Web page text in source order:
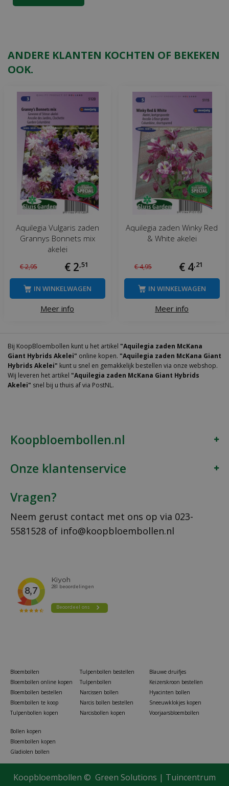
ANDERE KLANTEN KOCHTEN OF BEKEKEN
OOK.
Aquilegia Vulgaris zaden
Grannys Bonnets mix
akelei
€2,95 € 2,51
Meer info
IN WINKELWAGEN
Aquilegia zaden Winky Red
& White akelei
€4,95 € 4,21
Meer info
IN WINKELWAGEN
Bij KoopBloembollen kunt u het artikel "Aquilegia zaden McKana
Giant Hybrids Akelei" online kopen. "Aquilegia zaden McKana Giant
Hybrids Akelei" kunt u snel en gemakkelijk bestellen via onze webshop.
Wij leveren het artikel "Aquilegia zaden McKana Giant Hybrids
Akelei" snel bij u thuis af via PostNL.
Koopbloembollen.nl
Onze klantenservice
Vragen?
Neem gerust contact met ons op via 023-
5581528 of info@koopbloembollen.nl
Bloembollen
Bloembollen online kopen
Bloembollen bestellen
Bloembollen te koop
Tulpenbollen kopen
Tulpenbollen bestellen
Tulpenbollen
Narcissen bollen
Narcis bollen bestellen
Narcisbollen kopen
Blauwe druifjes
Keizerskroon bestellen
Hyacinten bollen
Sneeuwklokjes kopen
Voorjaarsbloembollen
Bollen kopen
Bloembollen kopen
Gladiolen bollen
Koopbloembollen © Green Solutions | Tuincentrum